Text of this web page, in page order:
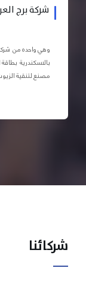
شركة برج
وهي واحده من
مصنع لتنقية
شركائنا